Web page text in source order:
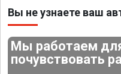
Вы не узнаете ваш
Мы работаем
почувствовать